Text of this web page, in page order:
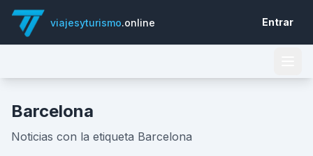
viajesyturismo.online Entrar
Barcelona
Noticias con la etiqueta Barcelona